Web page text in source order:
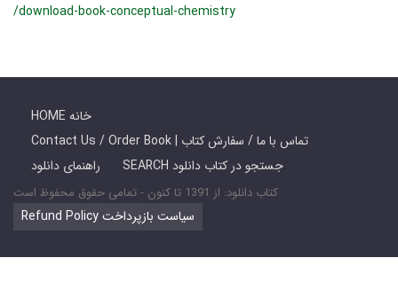
/download-book-conceptual-chemistry
HOME خانه
Contact Us / Order Book | تماس با ما / سفارش کتاب
راهنمای دانلود
SEARCH جستجو در کتاب دانلود
کتاب دانلود: از 1391 تا کنون - تمامی حقوق محفوظ است
Refund Policy سیاست بازپرداخت